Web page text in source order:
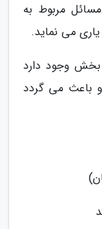
مربوط به
می نماید.
بخش وجود دارد
باعث می گردد